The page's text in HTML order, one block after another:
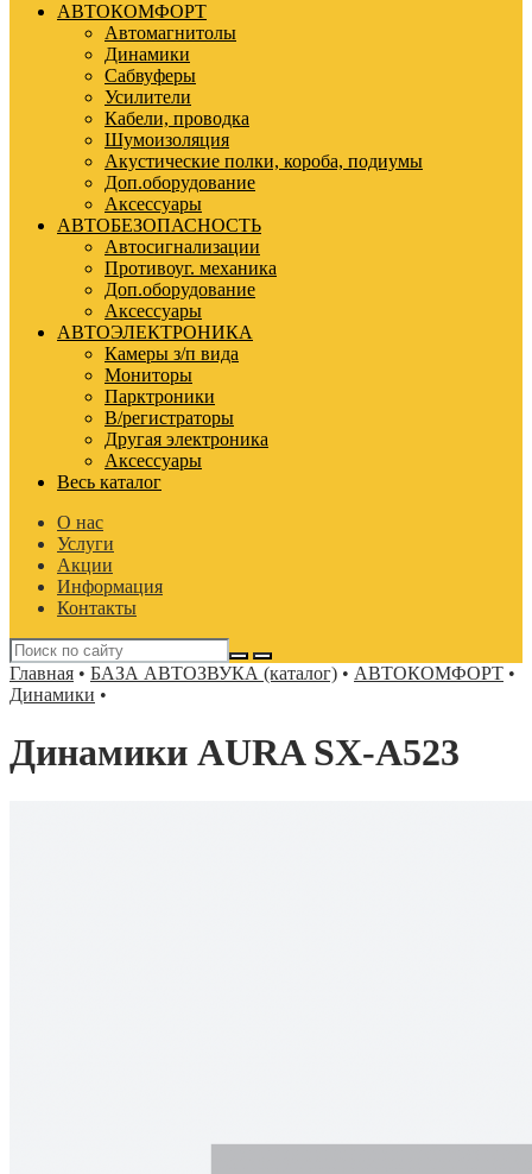
АВТОКОМФОРТ
Автомагнитолы
Динамики
Сабвуферы
Усилители
Кабели, проводка
Шумоизоляция
Акустические полки, короба, подиумы
Доп.оборудование
Аксессуары
АВТОБЕЗОПАСНОСТЬ
Автосигнализации
Противоуг. механика
Доп.оборудование
Аксессуары
АВТОЭЛЕКТРОНИКА
Камеры з/п вида
Мониторы
Парктроники
В/регистраторы
Другая электроника
Аксессуары
Весь каталог
О нас
Услуги
Акции
Информация
Контакты
Главная • БАЗА АВТОЗВУКА (каталог) • АВТОКОМФОРТ •
Динамики •
Динамики AURA SX-A523